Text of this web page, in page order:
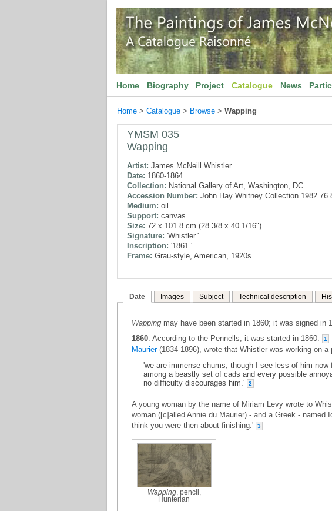
Home Biography Project Catalogue News
Home > Catalogue > Browse > Wapping
YMSM 035
Wapping
Artist: James McNeill Whistler
Date: 1860-1864
Collection: National Gallery of Art, Washington, DC
Accession Number: John Hay Whitney Collection
Medium: oil
Support: canvas
Size: 72 x 101.8 cm (28 3/8 x 40 1/16")
Signature: 'Whistler.'
Inscription: '1861.'
Frame: Grau-style, American, 1920s
Date Images Subject Technical description
Wapping may have been started in 1860; it was signed in
1860: According to the Pennells, it was started in 1860. 1
Maurier(1834-1896), wrote that Whistler was working on a
'we are immense chums, though I see less of him
among a beastly set of cads and every possible
no difficulty discourages him.'
2
A young woman by the name of Miriam Levy wrote to
woman ([c]alled Annie du Maurier) - and a Greek - named
think you were then about finishing.'
3
Wapping, pencil,
Hunterian